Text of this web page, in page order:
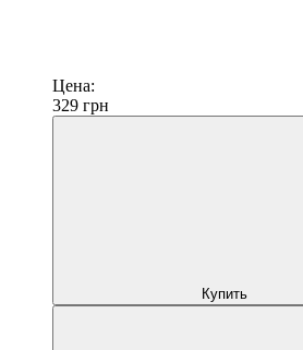
Цена:
329 грн
Купить